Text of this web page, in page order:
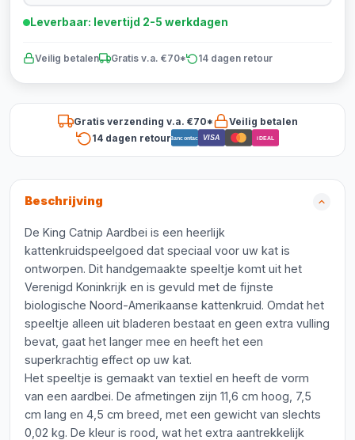
Leverbaar: levertijd 2-5 werkdagen
Veilig betalen Gratis v.a. €70* 14 dagen retour
Gratis verzending v.a. €70*
Veilig betalen
14 dagen retourBancontact VISA iDEAL
Beschrijving
De King Catnip Aardbei is een heerlijk
kattenkruidspeelgoed dat speciaal voor uw kat is
ontworpen. Dit handgemaakte speeltje komt uit het
Verenigd Koninkrijk en is gevuld met de fijnste
biologische Noord-Amerikaanse kattenkruid. Omdat het
speeltje alleen uit bladeren bestaat en geen extra vulling
bevat, gaat het langer mee en heeft het een
superkrachtig effect op uw kat.
Het speeltje is gemaakt van textiel en heeft de vorm
van een aardbei. De afmetingen zijn 11,6 cm hoog, 7,5
cm lang en 4,5 cm breed, met een gewicht van slechts
0,02 kg. De kleur is rood, wat het extra aantrekkelijk